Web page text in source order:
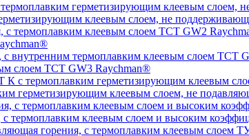
клеевым слоем, не
слоем TCT GW3 Raychman®
герметизирующим клеевым слоем, не
с термоплавким клеевым слоем и высоким